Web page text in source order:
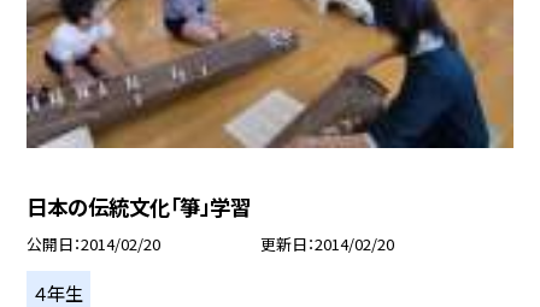
日本の伝統文化「箏」学習
公開日 2014/02/20 更新日 2014/02/20
４年生